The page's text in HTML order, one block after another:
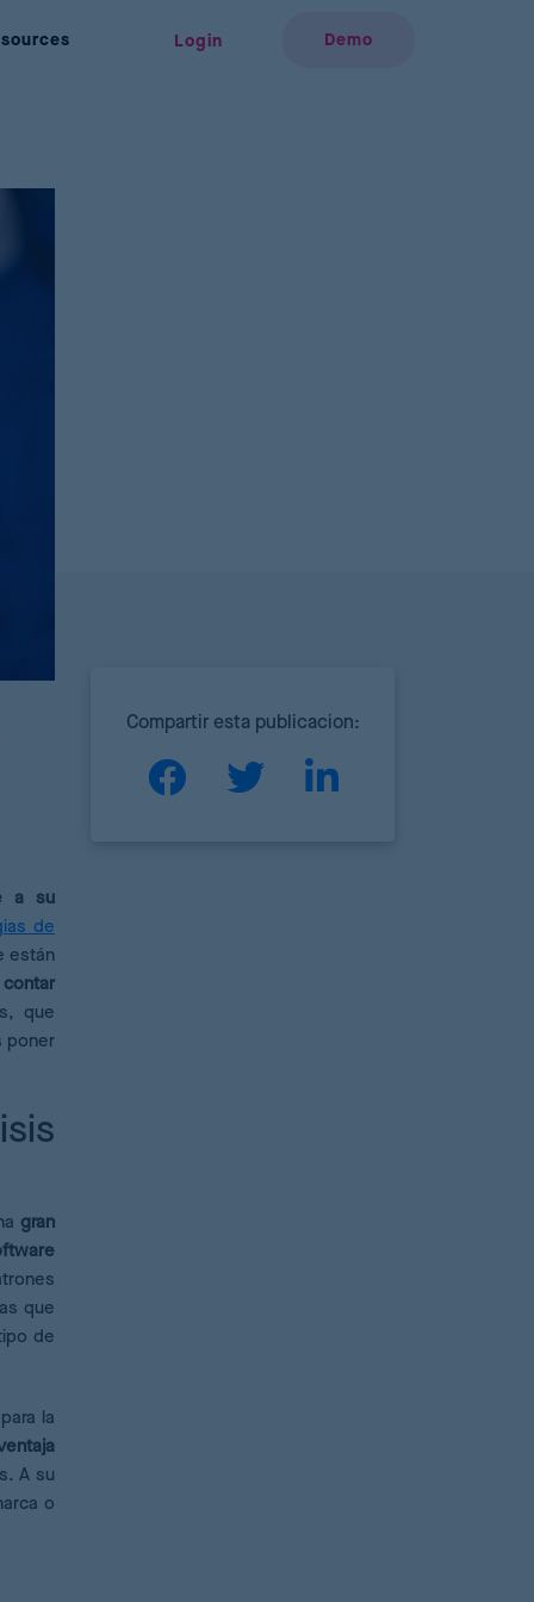
Login Demo
a su
de
están
que
poner
gran
que
de
la
A su
o
Compartir esta publicacion: